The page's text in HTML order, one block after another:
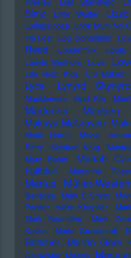
Simz
Little Walter Lizzo
Lollapalooza Look Mum No
the Lost Lou Donaldson
Reed
Loudermilk
Louis
Louvin Brothers
Love
Life Rich Kids
LTJ Bukem
Lyca Lynyrd Skynyrd
Macklemore
Mad Sin
Madonna
Madsen
Makaya McCraven
Malik Harris Malva
Perry
Manfred Krug
Marc Bolan Mariah
Faithfull
Marianne
Marius Müller-
Benecke Mark E Smith
Forster
Mark Knopfler
Mark Saunders
Mark
Kavka
Marlo Grosshardt
Böttcher Martin Gore
Rainwater Massiv